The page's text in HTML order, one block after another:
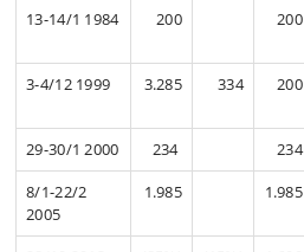
13-14/1 1984
200 200
3-4/12 1999
3.285 334 200
29-30/1 2000
234 234
8/1-22/2
2005
1.985 1.985